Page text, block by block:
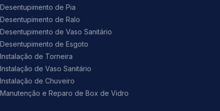
Desentupimento de Pia
Desentupimento de Ralo
Desentupimento de Vaso Sanitário
Desentupimento de Esgoto
Instalação de Torneira
Instalação de Vaso Sanitário
Instalação de Chuveiro
Manutenção e Reparo de Box de Vidro